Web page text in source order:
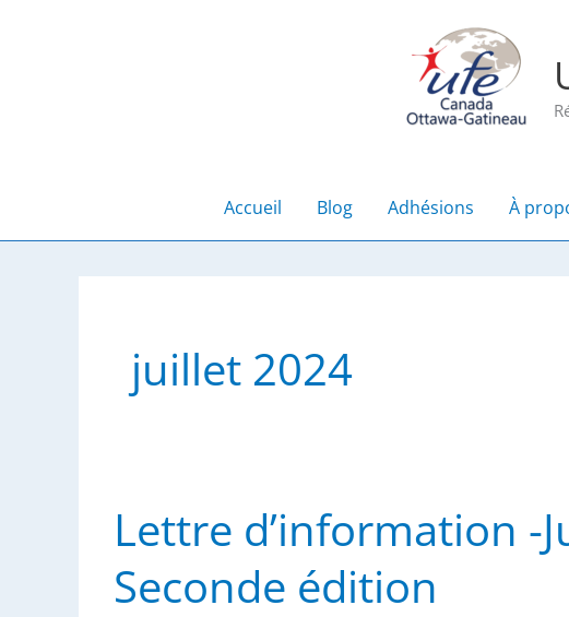
Accueil Blog Adhésions À
juillet 2024
Lettre d’information -
Seconde édition